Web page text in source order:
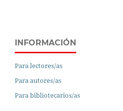
INFORMACIÓN
Para lectores/as
Para autores/as
Para bibliotecarios/as